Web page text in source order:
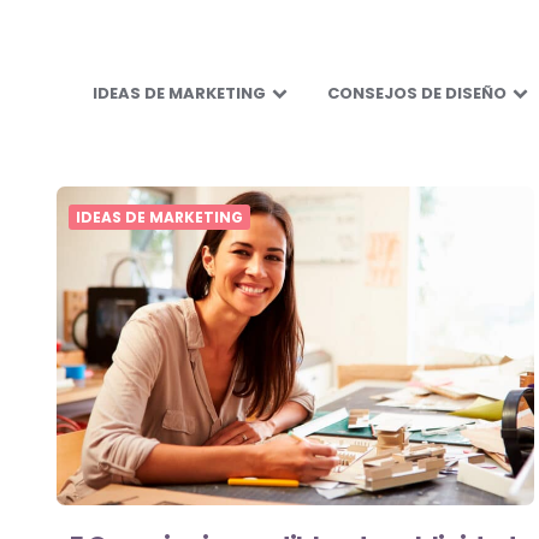
IDEAS DE MARKETING CONSEJOS DE DISEÑO
IDEAS DE MARKETING